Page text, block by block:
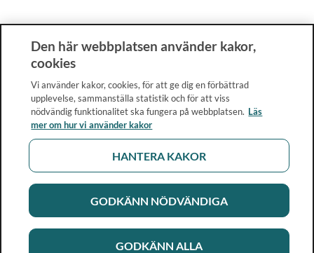
Den här webbplatsen använder kakor,
cookies
Vi använder kakor, cookies, för att ge dig en förbättrad
upplevelse, sammanställa statistik och för att viss
nödvändig funktionalitet ska fungera på webbplatsen. Läs
mer om hur vi använder kakor
HANTERA KAKOR
GODKÄNN NÖDVÄNDIGA
GODKÄNN ALLA